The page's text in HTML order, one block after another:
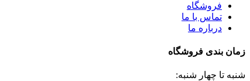
فروشگاه
تماس با ما
درباره ما
زمان بندی فروشگاه
شنبه تا چهار شنبه: